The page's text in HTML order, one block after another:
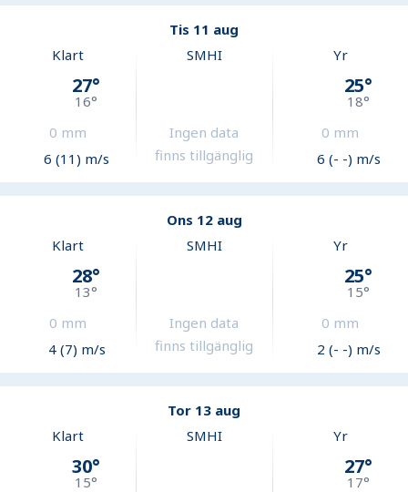
Tis 11 aug
Klart
27°
16°
0 mm
6 (11) m/s
SMHI
Ingen data
finns tillgänglig
Yr
25°
18°
0 mm
6 (- -) m/s
Ons 12 aug
Klart
28°
13°
0 mm
4 (7) m/s
SMHI
Ingen data
finns tillgänglig
Yr
25°
15°
0 mm
2 (- -) m/s
Tor 13 aug
Klart
30°
15°
SMHI Yr
27°
17°